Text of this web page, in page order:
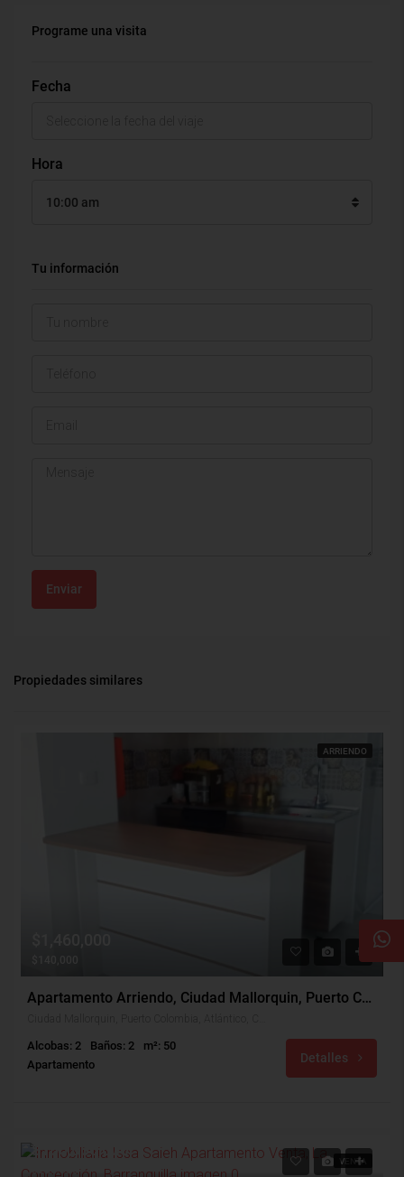
Programe una visita
Fecha
Hora
10:00 am
Tu información
Enviar
Propiedades similares
ARRIENDO
Apartamento Arriendo, Ciudad Mallorquin, Puerto Colombia (31243)
Alcobas: 2 Baños: 2
m²: 50
Apartamento
Detalles
VENTA
$180,000,000
$260,000